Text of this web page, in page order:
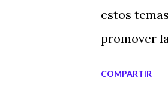
estos
promover
COMPARTIR